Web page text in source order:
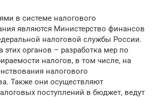
в системе налогового
являются Министерство финансов
налоговой службы России.
этих органов – разработка мер по
налогов, в том числе, на
налогового
Также они осуществляют
поступлений в бюджет, ведут